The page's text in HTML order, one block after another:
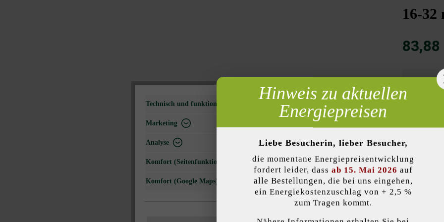
16-32
83,88
Technisch und funktional erforderlich
Marketing
Analyse
Komfort (Seitenfunktionalität)
Komfort (Google Maps)
Hinweis zu aktuellen
Energiepreisen
Liebe Besucherin, lieber Besucher,
die momentane Energiepreisentwicklung
fordert leider, dass ab 15. Mai 2026 auf
alle Bestellungen, die bei uns eingehen,
ein Energiekostenzuschlag von + 2,5 %
zum Tragen kommt.